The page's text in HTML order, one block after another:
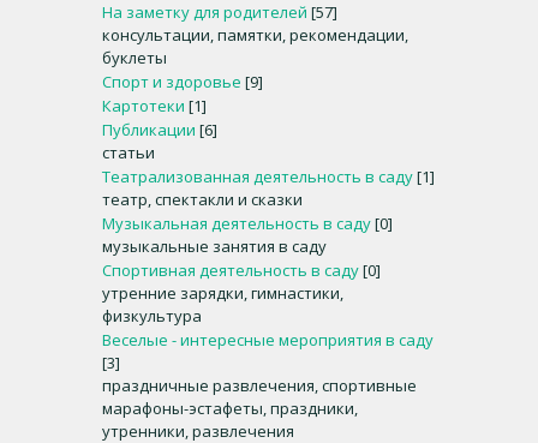
На заметку для родителей [57]
консультации, памятки, рекомендации,
буклеты
Спорт и здоровье [9]
Картотеки [1]
Публикации [6]
статьи
Театрализованная деятельность в саду[1]
театр, спектакли и сказки
Музыкальная деятельность в саду[0]
музыкальные занятия в саду
Спортивная деятельность в саду[0]
утренние зарядки, гимнастики,
физкультура
Веселые - интересные мероприятия в саду
[3]
праздничные развлечения, спортивные
марафоны-эстафеты, праздники,
утренники, развлечения